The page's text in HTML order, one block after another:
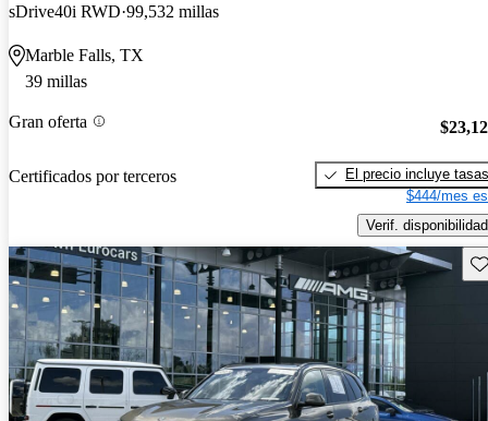
sDrive40i RWD 99,532 millas
Marble Falls, TX
39 millas
Gran oferta
Certificados por terceros
El precio incluye tasas
$444/mes
Verif. disponibilidad